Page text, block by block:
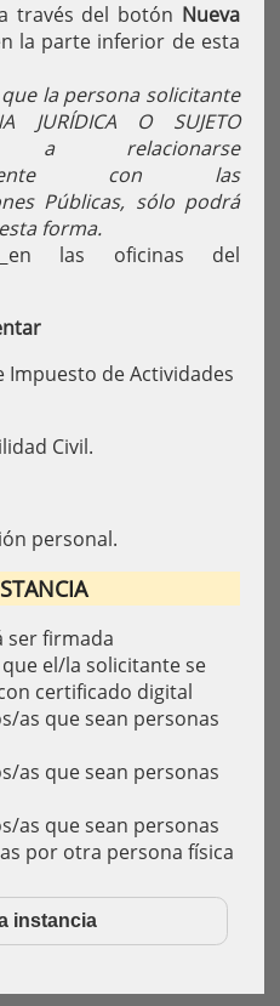
través del botón Nueva
la parte inferior de esta
la persona solicitante
JURÍDICA O SUJETO
a relacionarse
con las
Públicas, sólo podrá
forma.
en las oficinas del
Impuesto de Actividades
Civil.
personal.
ser firmada
el/la solicitante se
certificado digital
as que sean personas
as que sean personas
as que sean personas
por otra persona física
instancia